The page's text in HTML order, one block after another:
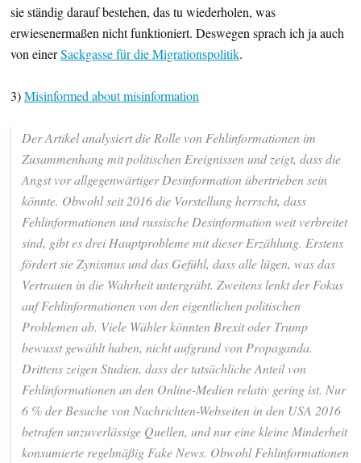
sie ständig darauf bestehen, das tu wiederholen, was
erwiesenermaßen nicht funktioniert. Deswegen sprach ich ja auch
von einerSackgasse für die Migrationspolitik.
3)Misinformed about misinformation
Der Artikel analysiert die Rolle von Fehlinformationen im
Zusammenhang mit politischen Ereignissen und zeigt, dass die
Angst vor allgegenwärtiger Desinformation übertrieben sein
könnte. Obwohl seit 2016 die Vorstellung herrscht, dass
Fehlinformationen und russische Desinformation weit verbreitet
sind, gibt es drei Hauptprobleme mit dieser Erzählung. Erstens
fördert sie Zynismus und das Gefühl, dass alle lügen, was das
Vertrauen in die Wahrheit untergräbt. Zweitens lenkt der Fokus
auf Fehlinformationen von den eigentlichen politischen
Problemen ab. Viele Wähler könnten Brexit oder Trump
bewusst gewählt haben, nicht aufgrund von Propaganda.
Drittens zeigen Studien, dass der tatsächliche Anteil von
Fehlinformationen an den Online-Medien relativ gering ist. Nur
6 % der Besuche von Nachrichten-Webseiten in den USA 2016
betrafen unzuverlässige Quellen, und nur eine kleine Minderheit
konsumierte regelmäßig Fake News. Obwohl Fehlinformationen